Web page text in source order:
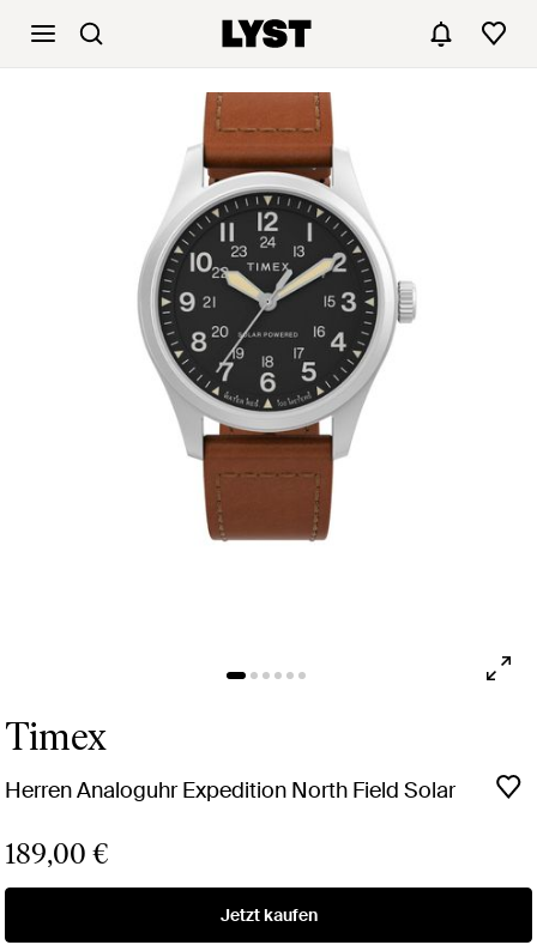
Timex
Herren Analoguhr Expedition North Field Solar
189,00 €
Jetzt kaufen